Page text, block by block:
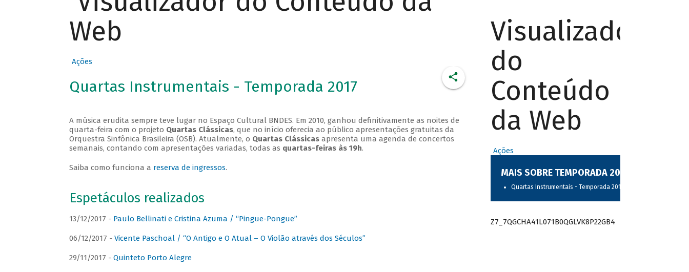
Web
Ações
Quartas Instrumentais - Temporada 2017
A música erudita sempre teve lugar no Espaço Cultural BNDES. Em 2010, ganhou definitivamente as noites de
quarta-feira com o projeto Quartas Clássicas, que no início oferecia ao público apresentações gratuitas da
Orquestra Sinfônica Brasileira (OSB). Atualmente, o Quartas Clássicasapresenta uma agenda de concertos
semanais, contando com apresentações variadas, todas as quartas-feiras às 19h.
Saiba como funciona a reserva de ingressos.
Espetáculos realizados
13/12/2017 - Paulo Bellinati e Cristina Azuma / “Pingue-Pongue”
06/12/2017 - Vicente Paschoal / “O Antigo e O Atual – O Violão através dos Séculos”
29/11/2017 - Quinteto Porto Alegre
Visualizador
do
Conteúdo
da Web
Ações
MAIS SOBRE TEMPORADA 2017
Quartas Instrumentais - Temporada 2017
Z7_7QGCHA41L071B0QGLVK8P22GB4